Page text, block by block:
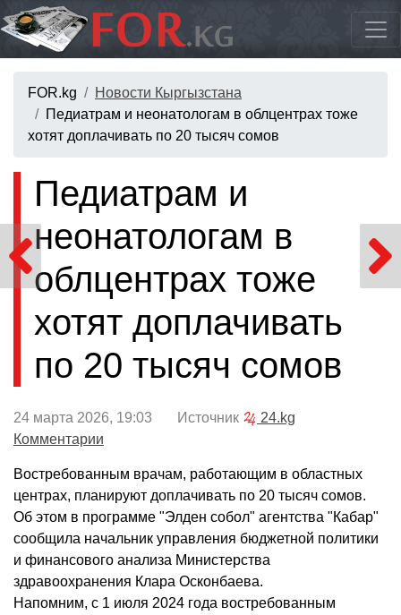
FOR.kg
Новости Кыргызстана
Педиатрам и неонатологам в облцентрах тоже
хотят доплачивать по 20 тысяч сомов
Педиатрам и
неонатологам в
облцентрах тоже
хотят доплачивать
по 20 тысяч сомов
24 марта 2026, 19:03 Источник
24.kg
Комментарии
Востребованным врачам, работающим в областных
центрах, планируют доплачивать по 20 тысяч сомов.
Об этом в программе "Элден собол" агентства "Кабар"
сообщила начальник управления бюджетной политики
и финансового анализа Министерства
здравоохранения Клара Осконбаева.
Напомним, с 1 июля 2024 года востребованным